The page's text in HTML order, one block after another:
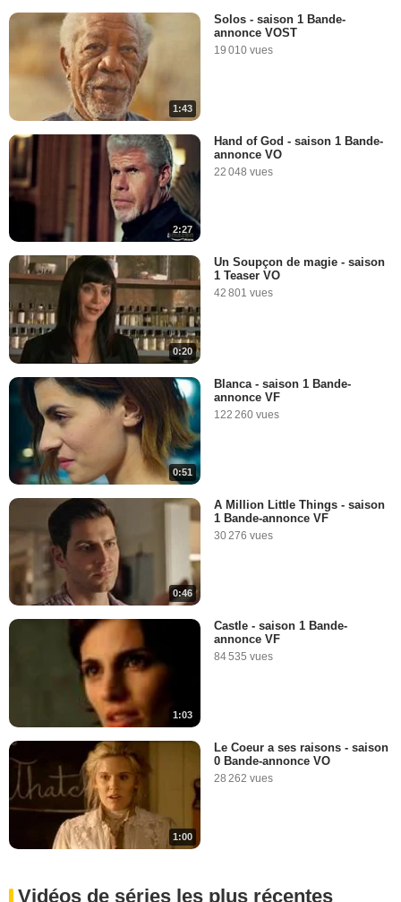
1:43
Solos - saison 1 Bande-
annonce VOST
19 010 vues
2:27
Hand of God - saison 1 Bande-
annonce VO
22 048 vues
0:20
Un Soupçon de magie - saison
1 Teaser VO
42 801 vues
0:51
Blanca - saison 1 Bande-
annonce VF
122 260 vues
0:46
A Million Little Things - saison
1 Bande-annonce VF
30 276 vues
1:03
Castle - saison 1 Bande-
annonce VF
84 535 vues
1:00
Le Coeur a ses raisons - saison
0 Bande-annonce VO
28 262 vues
Vidéos de séries les plus récentes